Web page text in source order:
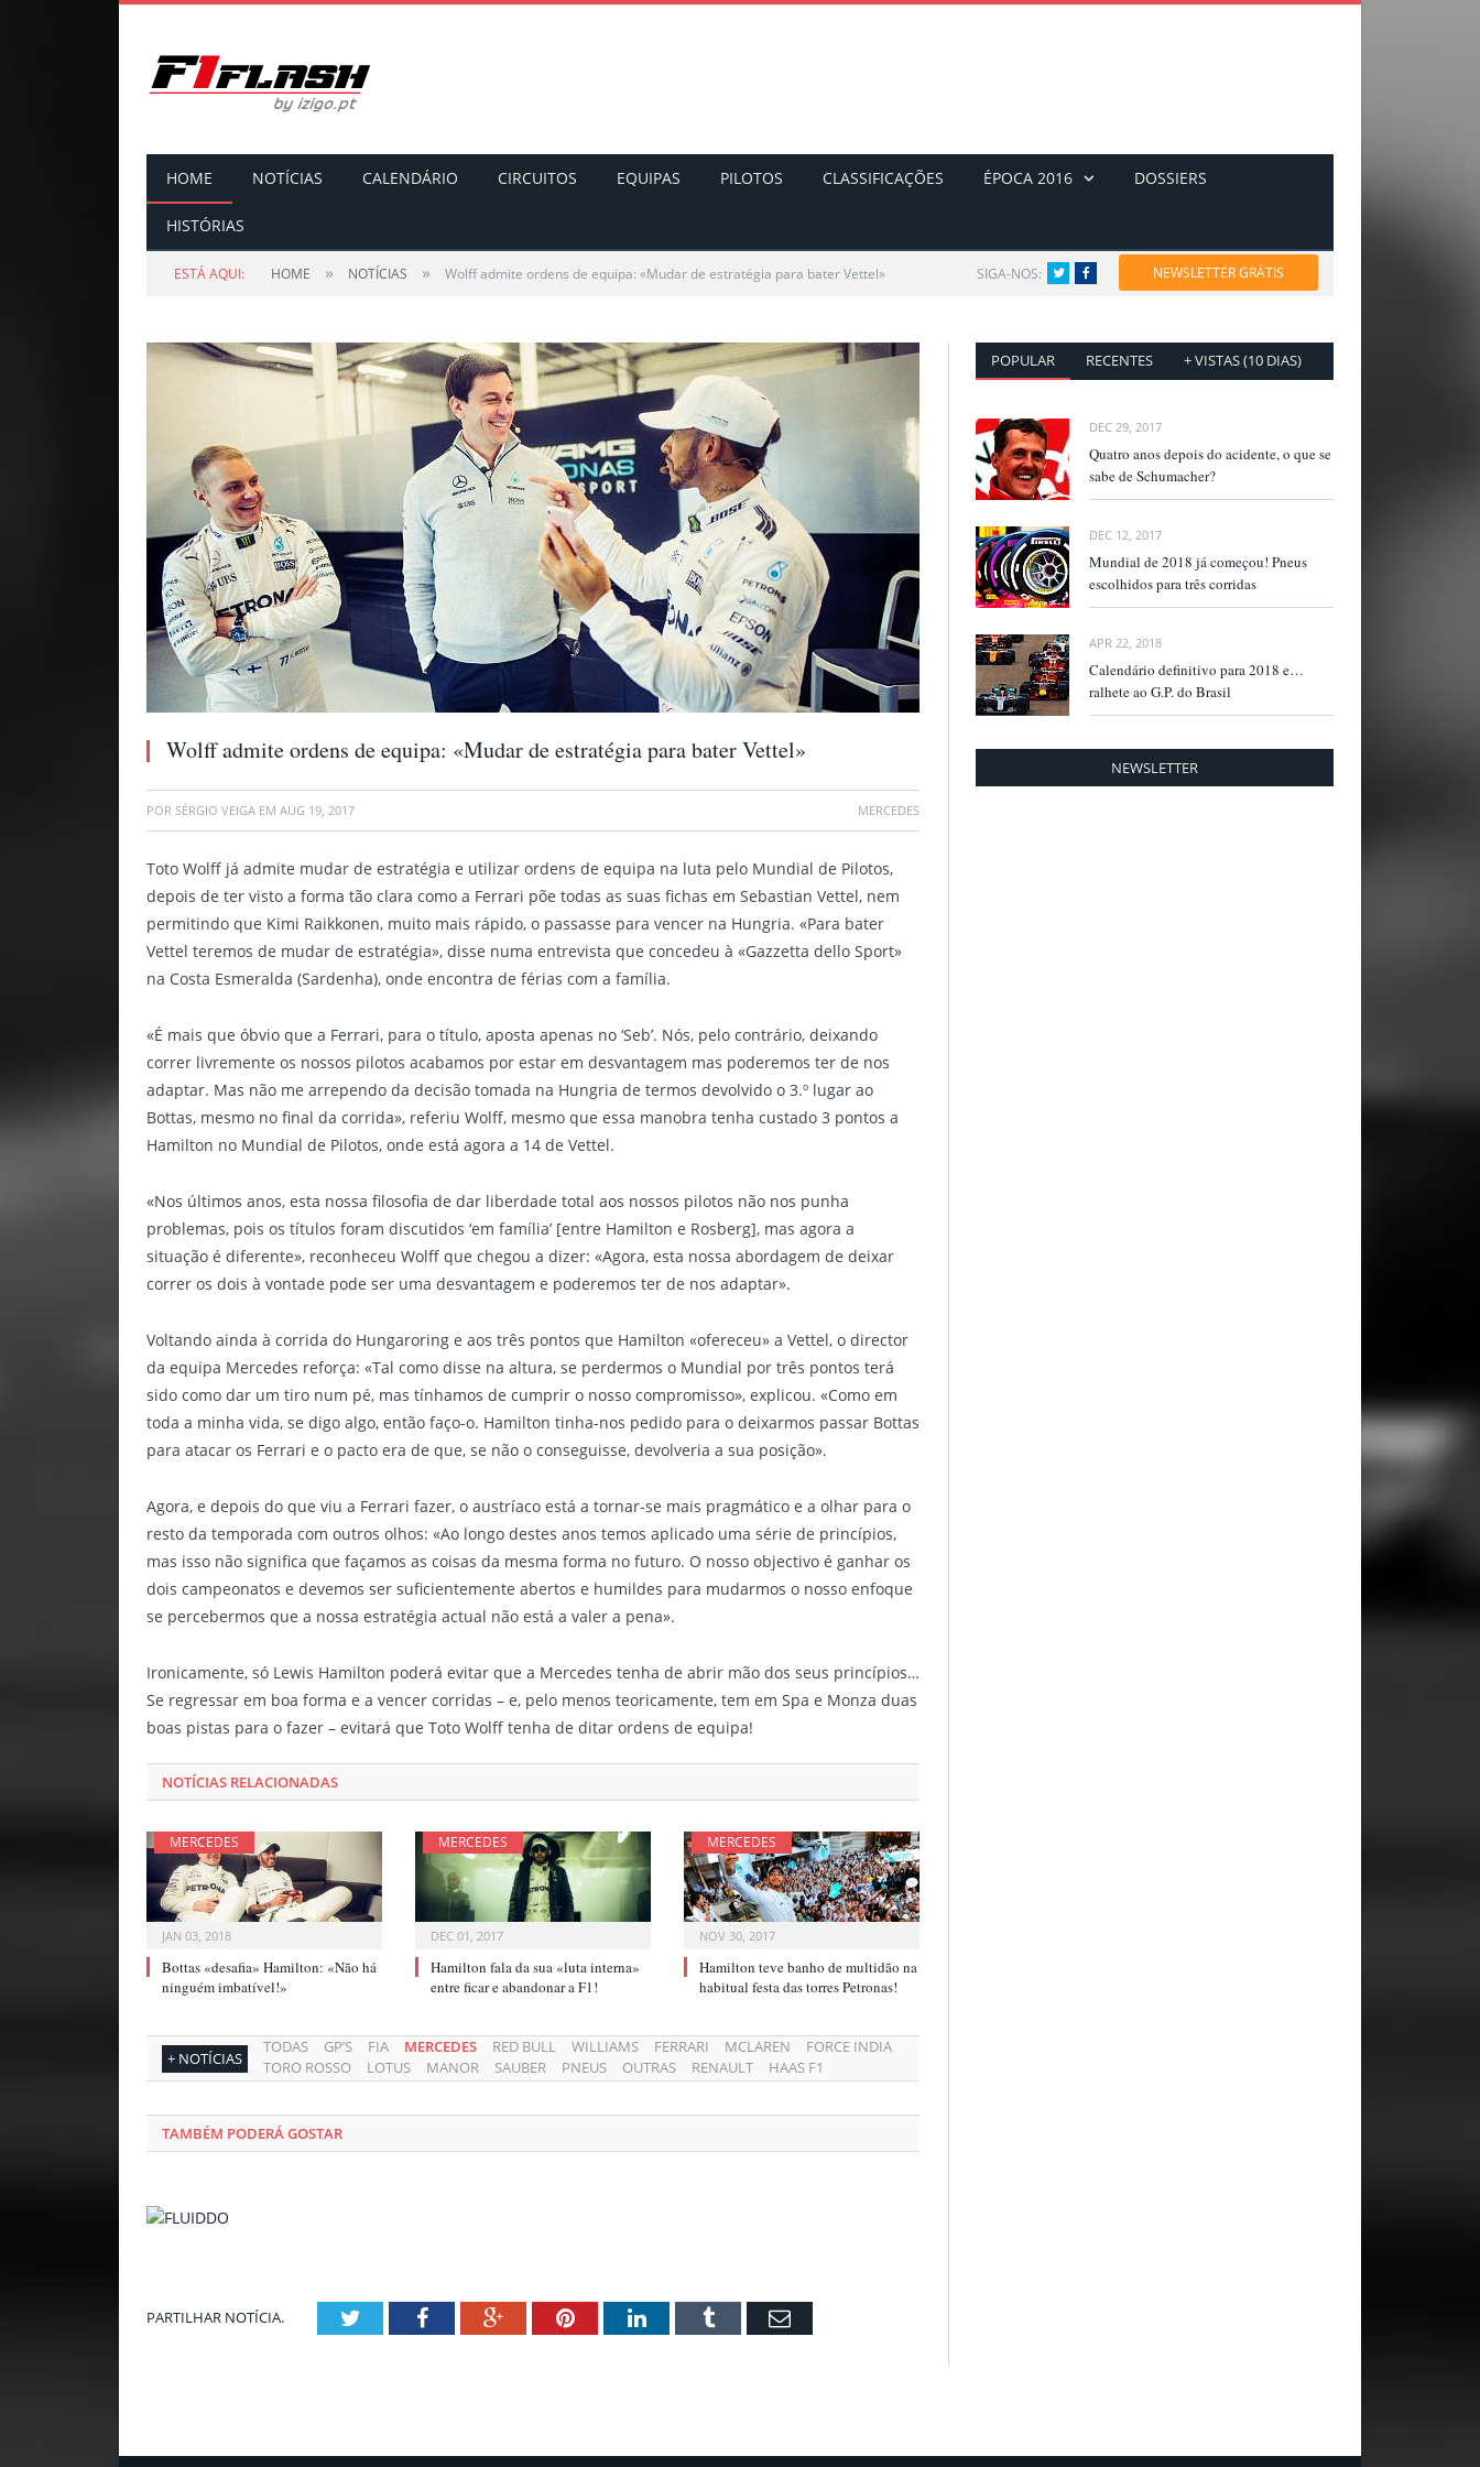
HOME NOTÍCIAS CALENDÁRIO CIRCUITOS EQUIPAS PILOTOS CLASSIFICAÇÕES ÉPOCA 2016 DOSSIERS
HISTÓRIAS
ESTÁ AQUI: HOME » NOTÍCIAS » Wolff admite ordens de equipa: «Mudar de estratégia para bater Vettel» SIGA-NOS: TwitterFacebook NEWSLETTER GRÁTIS
Wolff admite ordens de equipa: «Mudar de estratégia para bater Vettel»
POR SÉRGIO VEIGA EM AUG 19, 2017 MERCEDES
Toto Wolff já admite mudar de estratégia e utilizar ordens de equipa na luta pelo Mundial de Pilotos,
depois de ter visto a forma tão clara como a Ferrari põe todas as suas fichas em Sebastian Vettel, nem
permitindo que Kimi Raikkonen, muito mais rápido, o passasse para vencer na Hungria. «Para bater
Vettel teremos de mudar de estratégia», disse numa entrevista que concedeu à «Gazzetta dello Sport»
na Costa Esmeralda (Sardenha), onde encontra de férias com a família.
«É mais que óbvio que a Ferrari, para o título, aposta apenas no ‘Seb’. Nós, pelo contrário, deixando
correr livremente os nossos pilotos acabamos por estar em desvantagem mas poderemos ter de nos
adaptar. Mas não me arrependo da decisão tomada na Hungria de termos devolvido o 3.º lugar ao
Bottas, mesmo no final da corrida», referiu Wolff, mesmo que essa manobra tenha custado 3 pontos a
Hamilton no Mundial de Pilotos, onde está agora a 14 de Vettel.
«Nos últimos anos, esta nossa filosofia de dar liberdade total aos nossos pilotos não nos punha
problemas, pois os títulos foram discutidos ‘em família’ [entre Hamilton e Rosberg], mas agora a
situação é diferente», reconheceu Wolff que chegou a dizer: «Agora, esta nossa abordagem de deixar
correr os dois à vontade pode ser uma desvantagem e poderemos ter de nos adaptar».
Voltando ainda à corrida do Hungaroring e aos três pontos que Hamilton «ofereceu» a Vettel, o director
da equipa Mercedes reforça: «Tal como disse na altura, se perdermos o Mundial por três pontos terá
sido como dar um tiro num pé, mas tínhamos de cumprir o nosso compromisso», explicou. «Como em
toda a minha vida, se digo algo, então faço-o. Hamilton tinha-nos pedido para o deixarmos passar Bottas
para atacar os Ferrari e o pacto era de que, se não o conseguisse, devolveria a sua posição».
Agora, e depois do que viu a Ferrari fazer, o austríaco está a tornar-se mais pragmático e a olhar para o
resto da temporada com outros olhos: «Ao longo destes anos temos aplicado uma série de princípios,
mas isso não significa que façamos as coisas da mesma forma no futuro. O nosso objectivo é ganhar os
dois campeonatos e devemos ser suficientemente abertos e humildes para mudarmos o nosso enfoque
se percebermos que a nossa estratégia actual não está a valer a pena».
Ironicamente, só Lewis Hamilton poderá evitar que a Mercedes tenha de abrir mão dos seus princípios…
Se regressar em boa forma e a vencer corridas – e, pelo menos teoricamente, tem em Spa e Monza duas
boas pistas para o fazer – evitará que Toto Wolff tenha de ditar ordens de equipa!
NOTÍCIAS RELACIONADAS
MERCEDES
JAN 03, 2018
Bottas «desafia» Hamilton: «Não há
ninguém imbatível!»
MERCEDES
DEC 01, 2017
Hamilton fala da sua «luta interna»
entre ficar e abandonar a F1!
MERCEDES
NOV 30, 2017
Hamilton teve banho de multidão na
habitual festa das torres Petronas!
+ NOTÍCIAS
TODAS GP’S FIA MERCEDES RED BULL WILLIAMS FERRARI MCLAREN
FORCE INDIA
TORO ROSSO
LOTUS MANOR SAUBER PNEUS OUTRAS RENAULT HAAS F1
TAMBÉM PODERÁ GOSTAR
PARTILHAR NOTÍCIA. TwitterFacebookGoogle+PinterestLinkedInTumblr Email
POPULAR RECENTES + VISTAS (10 DIAS)
DEC 29, 2017
Quatro anos depois do acidente, o que se
sabe de Schumacher?
DEC 12, 2017
Mundial de 2018 já começou! Pneus
escolhidos para três corridas
APR 22, 2018
Calendário definitivo para 2018 e…
ralhete ao G.P. do Brasil
NEWSLETTER